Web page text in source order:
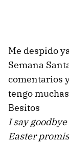
Me despido
Semana
comentarios
tengo
Besitos
I say
Easter